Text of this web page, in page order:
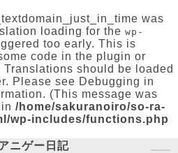
was
loading for the wp-
too early. This is
code in the plugin or
should be loaded
Please see Debugging in
(This message was
/home/sakuranoiro/so-ra-
wp-includes/functions.php
ニゲー日記